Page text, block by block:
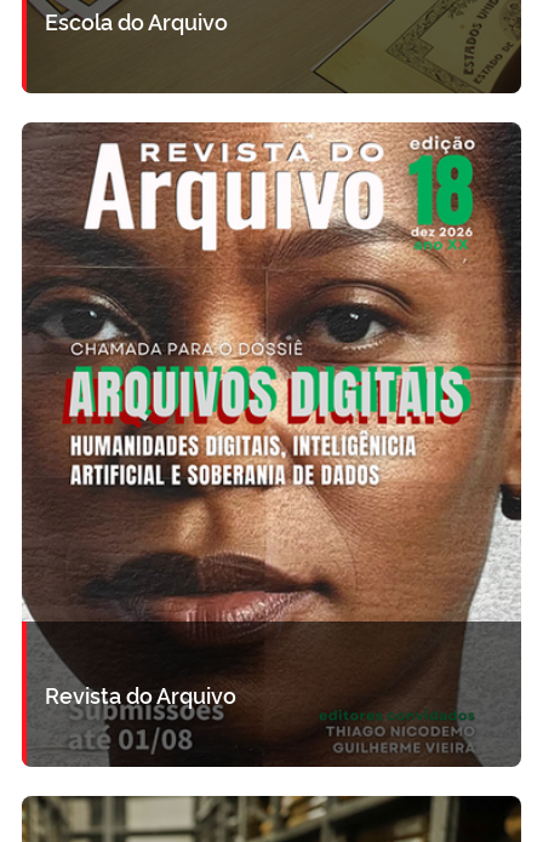
Escola do Arquivo
Revista do Arquivo